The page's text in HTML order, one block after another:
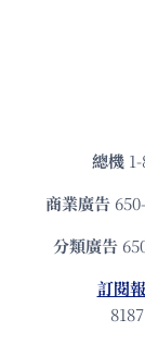
總機
商業廣告
分類廣告
訂閱
8187